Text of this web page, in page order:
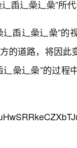
臿辶喿辶喿”所
辶臿辶喿辶喿”
的道路，将因
辶喿辶喿”的过